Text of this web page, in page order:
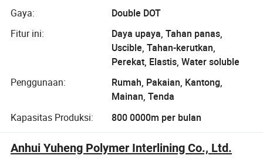
Gaya:
Double DOT
Fitur ini:
Daya upaya, Tahan panas,
Uscible, Tahan-kerutkan,
Perekat, Elastis, Water soluble
Penggunaan:
Rumah, Pakaian, Kantong,
Mainan, Tenda
Kapasitas Produksi:
800 0000m per bulan
Anhui Yuheng Polymer Interlining Co., Ltd.